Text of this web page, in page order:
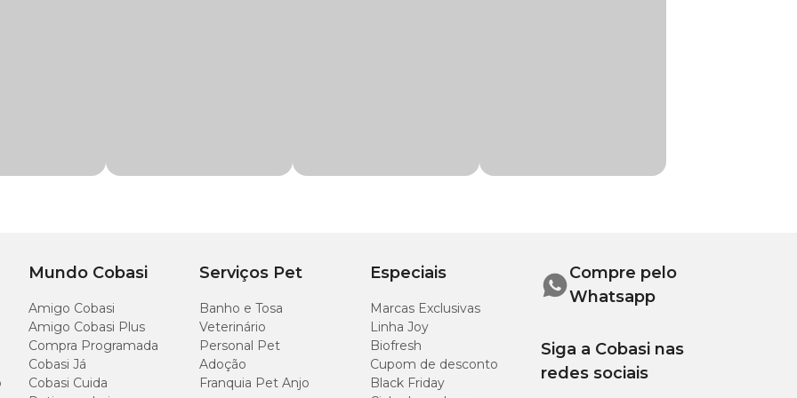
utilizada.
mais frescos do dia (manhã ou fim de tarde).
Mundo Cobasi
Amigo Cobasi
Amigo Cobasi Plus
Compra Programada
Cobasi Já
Cobasi Cuida
Serviços Pet
Banho e Tosa
Veterinário
Personal Pet
Adoção
Franquia Pet Anjo
Especiais
Marcas Exclusivas
Linha Joy
Biofresh
Cupom de desconto
Black Friday
Compre pelo
Whatsapp
Siga a Cobasi nas
redes sociais